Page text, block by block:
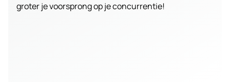
groter je voorsprong op je concurrentie!